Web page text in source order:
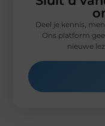
Deel je kennis,
Ons platform
nieuwe